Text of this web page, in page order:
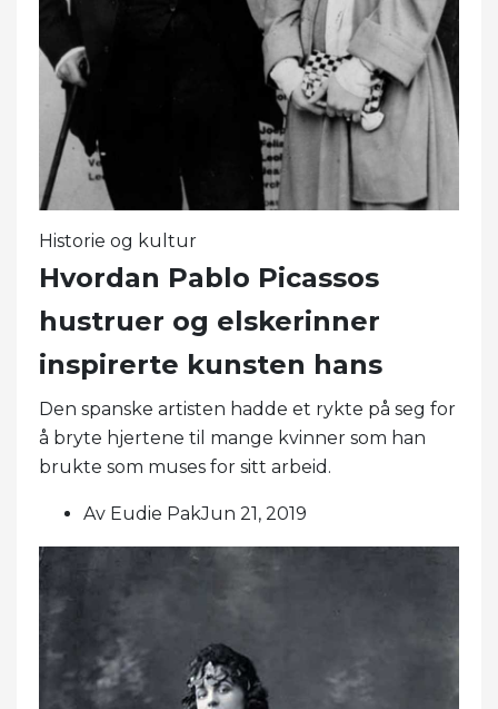
Historie og kultur
Hvordan Pablo Picassos
hustruer og elskerinner
inspirerte kunsten hans
Den spanske artisten hadde et rykte på seg for
å bryte hjertene til mange kvinner som han
brukte som muses for sitt arbeid.
Av Eudie PakJun 21, 2019